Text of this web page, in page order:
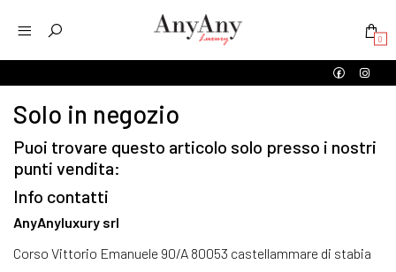
0
Solo in negozio
Puoi trovare questo articolo solo presso i nostri
punti vendita:
Info contatti
AnyAnyluxury srl
Corso Vittorio Emanuele 90/A 80053 castellammare di stabia